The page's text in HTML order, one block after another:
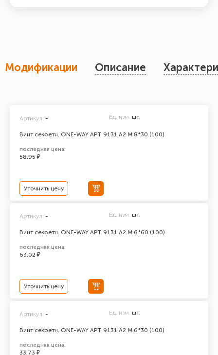
Модификации Описание
Винт секретн. ONE-WAY АРТ 9131 А2 M 8*30 (100)
Артикул: - Ед. изм. шт.
последняя цена:
58.95 ₽
Уточнить цену
Винт секретн. ONE-WAY АРТ 9131 А2 M 6*60 (100)
Артикул: - Ед. изм. шт.
последняя цена:
63.02 ₽
Уточнить цену
Винт секретн. ONE-WAY АРТ 9131 А2 M 6*30 (100)
Артикул: - Ед. изм. шт.
последняя цена:
33.73 ₽